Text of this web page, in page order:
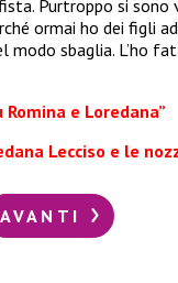
Purtroppo si
ormai ho dei figli
modo sbaglia. L’ho
Romina e Loredana”
Lecciso e le
AVANTI